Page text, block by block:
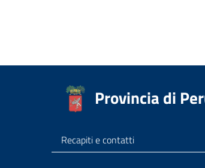
Provincia di
Recapiti e contatti